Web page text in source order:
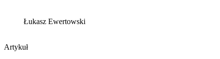
Łukasz Ewertowski
Artykuł